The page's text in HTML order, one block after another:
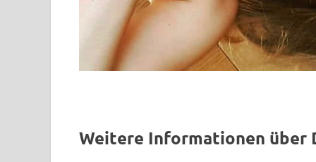
Weitere Informationen über